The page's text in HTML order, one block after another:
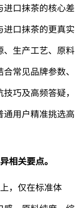
口抹茶的核心差
口抹茶的更真实
、生产工艺、原料
常见品牌参数、
巧及高频答疑，
用户精准挑选高
相关要点。
，仅在标准体